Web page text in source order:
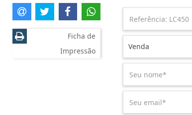
Ficha de
Impressão
Venda